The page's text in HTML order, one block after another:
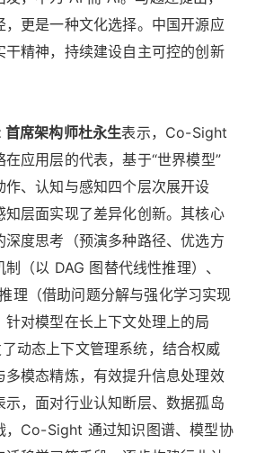
更是一种文化选择。中国开源应
干精神，持续建设自主可控的创新
席架构师杜永生表示，Co-Sight
应用层的代表，基于“世界模型”
、认知与感知四个层次展开设
知层面实现了差异化创新。其核心
度思考（预演多种路径、优选方
（以 DAG 图替代线性推理）、
理（借助问题分解与强化学习实现
对模型在长上下文处理上的局
动态上下文管理系统，结合权威
多模态精炼，有效提升信息处理效
，面对行业认知断层、数据孤岛
，Co-Sight 通过知识图谱、模型协